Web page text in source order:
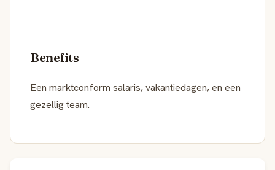
Benefits
Een marktconform salaris, vakantiedagen, en een
gezellig team.